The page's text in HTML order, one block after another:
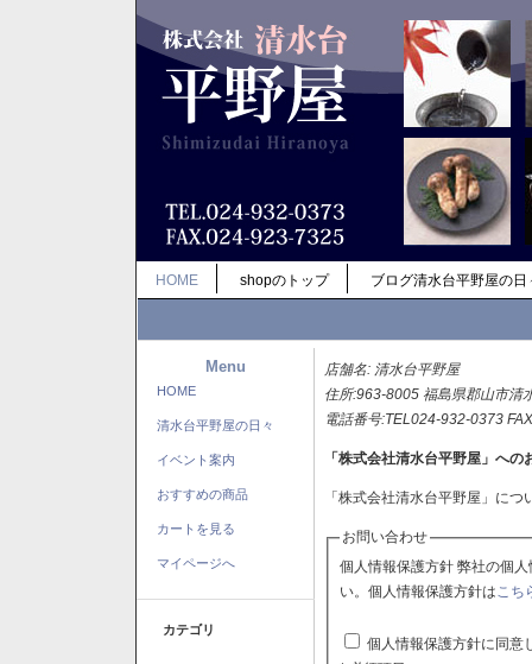
HOME shopのトップ ブログ清水台平野屋の日
Menu
HOME
清水台平野屋の日々
イベント案内
おすすめの商品
カートを見る
マイページへ
カテゴリ
店舗名: 清水台平野屋
住所:963-8005 福島県郡山市清
電話番号:TEL024-932-0373
「株式会社清水台平野屋」への
「株式会社清水台平野屋」に
お問い合わせ
個人情報保護方針 弊社の個人情報保護方針に同意される場合はチェックボックスをクリックしてくださ
い。個人情報保護方針はこち
個人情報保護方針に同意